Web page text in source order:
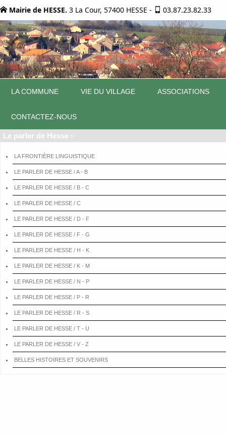
Mairie de HESSE. 3 La Cour, 57400 HESSE - 03.87.23.82.33
LA COMMUNE VIE DU VILLAGE ASSOCIATIONS
CONTACTEZ-NOUS
Le parler de Hesse ›
LA FRONTIÈRE LINGUISTIQUE
LE PARLER DE HESSE / A - B
LE PARLER DE HESSE / B - C
LE PARLER DE HESSE / C
LE PARLER DE HESSE / D - F
LE PARLER DE HESSE / F - G
LE PARLER DE HESSE / H - K
LE PARLER DE HESSE / K - M
LE PARLER DE HESSE / N - P
LE PARLER DE HESSE / P - R
LE PARLER DE HESSE / R - S
LE PARLER DE HESSE / T - U
LE PARLER DE HESSE / V - Z
BELLES HISTOIRES ET SOUVENIRS